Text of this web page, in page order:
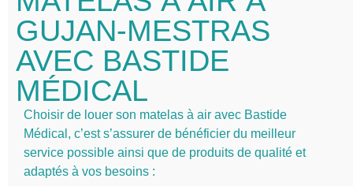
GUJAN-MESTRAS
AVEC BASTIDE
MÉDICAL
Choisir de louer son matelas à air avec Bastide
Médical, c’est s’assurer de bénéficier du meilleur
service possible ainsi que de produits de qualité et
adaptés à vos besoins :